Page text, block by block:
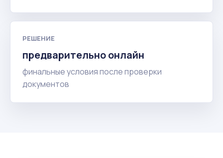
РЕШЕНИЕ
предварительно онлайн
финальные условия после проверки
документов